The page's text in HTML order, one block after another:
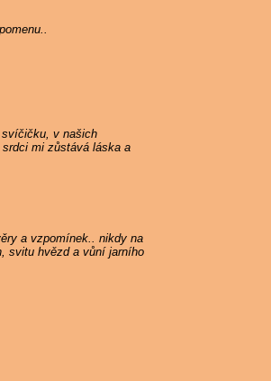
svíčičku, v našich
mi zůstává láska a
a vzpomínek.. nikdy na
svitu hvězd a vůní jarního